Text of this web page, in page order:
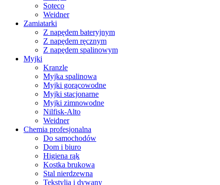
Soteco
Weidner
Zamiatarki
Z napędem bateryjnym
Z napędem ręcznym
Z napędem spalinowym
Myjki
Kranzle
Myjka spalinowa
Myjki gorącowodne
Myjki stacjonarne
Myjki zimnowodne
Nilfisk-Alto
Weidner
Chemia profesjonalna
Do samochodów
Dom i biuro
Higiena rąk
Kostka brukowa
Stal nierdzewna
Tekstylia i dywany